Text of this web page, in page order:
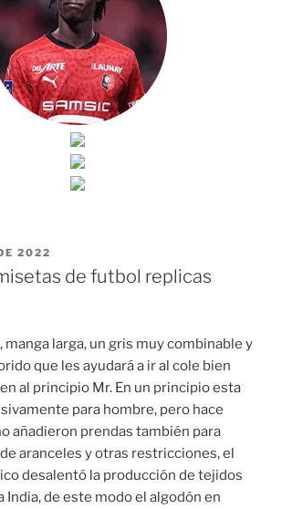
2022
de futbol replicas
manga larga, un gris muy combinable y
que les ayudará a ir al cole bien
al principio Mr. En un principio esta
para hombre, pero hace
añadieron prendas también para
aranceles y otras restricciones, el
desalentó la producción de tejidos
India, de este modo el algodón en